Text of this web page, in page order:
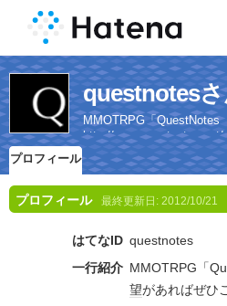
questnotes
MMOTRPG「
http://www.questnotes.net/
プロフィール
プロフィール 最終更新日: 2012/10/21
はてなID questnotes
一行紹介 MMOTRPG「
望があればぜひ